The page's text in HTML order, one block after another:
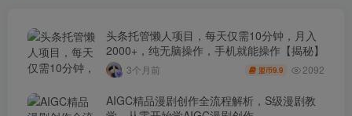
头条托管懒人项目，每天仅需10分钟，月入
2000+，纯无脑操作，手机就能操作【揭秘】
3个月前 盟币9.9 2092
AIGC精品漫剧创作全流程解析，S级漫剧教